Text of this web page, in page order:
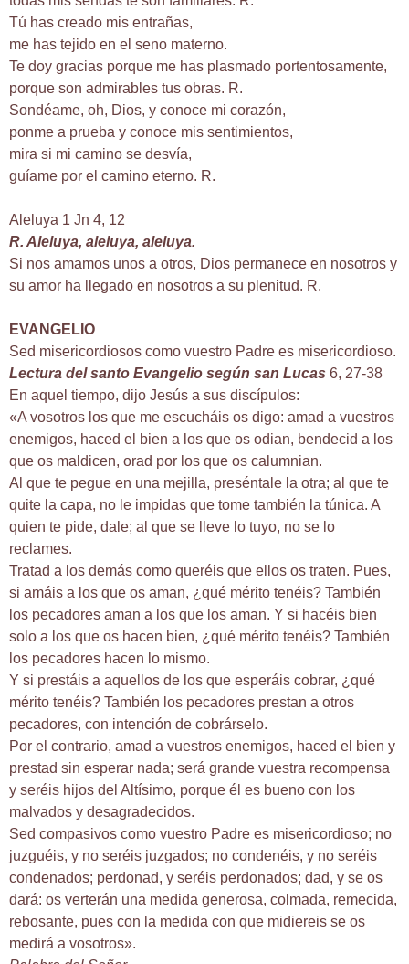
Tú has creado mis entrañas,
me has tejido en el seno materno.
Te doy gracias porque me has plasmado portentosamente,
porque son admirables tus obras. R.
Sondéame, oh, Dios, y conoce mi corazón,
ponme a prueba y conoce mis sentimientos,
mira si mi camino se desvía,
guíame por el camino eterno. R.
Aleluya 1 Jn 4, 12
R. Aleluya, aleluya, aleluya.
Si nos amamos unos a otros, Dios permanece en nosotros y
su amor ha llegado en nosotros a su plenitud. R.
EVANGELIO
Sed misericordiosos como vuestro Padre es misericordioso.
Lectura del santo Evangelio según san Lucas 6, 27-38
En aquel tiempo, dijo Jesús a sus discípulos:
«A vosotros los que me escucháis os digo: amad a vuestros
enemigos, haced el bien a los que os odian, bendecid a los
que os maldicen, orad por los que os calumnian.
Al que te pegue en una mejilla, preséntale la otra; al que te
quite la capa, no le impidas que tome también la túnica. A
quien te pide, dale; al que se lleve lo tuyo, no se lo
reclames.
Tratad a los demás como queréis que ellos os traten. Pues,
si amáis a los que os aman, ¿qué mérito tenéis? También
los pecadores aman a los que los aman. Y si hacéis bien
solo a los que os hacen bien, ¿qué mérito tenéis? También
los pecadores hacen lo mismo.
Y si prestáis a aquellos de los que esperáis cobrar, ¿qué
mérito tenéis? También los pecadores prestan a otros
pecadores, con intención de cobrárselo.
Por el contrario, amad a vuestros enemigos, haced el bien y
prestad sin esperar nada; será grande vuestra recompensa
y seréis hijos del Altísimo, porque él es bueno con los
malvados y desagradecidos.
Sed compasivos como vuestro Padre es misericordioso; no
juzguéis, y no seréis juzgados; no condenéis, y no seréis
condenados; perdonad, y seréis perdonados; dad, y se os
dará: os verterán una medida generosa, colmada, remecida,
rebosante, pues con la medida con que midiereis se os
medirá a vosotros».